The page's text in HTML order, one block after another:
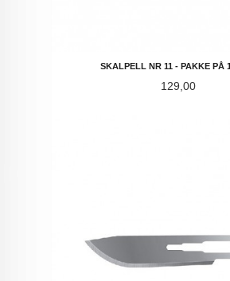
SKALPELL NR 11 - PAKKE PÅ
Pris
129,00